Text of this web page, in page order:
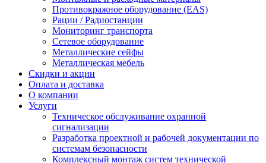
Противокражное оборудование (EAS)
Рации / Радиостанции
Мониторинг транспорта
Сетевое оборудование
Металлические сейфы
Металлическая мебель
Скидки и акции
Оплата и доставка
О компании
Услуги
Техническое обслуживание охранной
сигнализации
Разработка проектной и рабочей документации по
системам безопасности
Комплексный монтаж систем технической